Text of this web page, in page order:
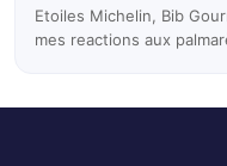
Etoiles Michelin, Bib
mes reactions aux